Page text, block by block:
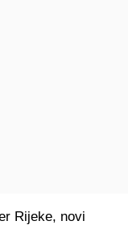
Rijeke, novi